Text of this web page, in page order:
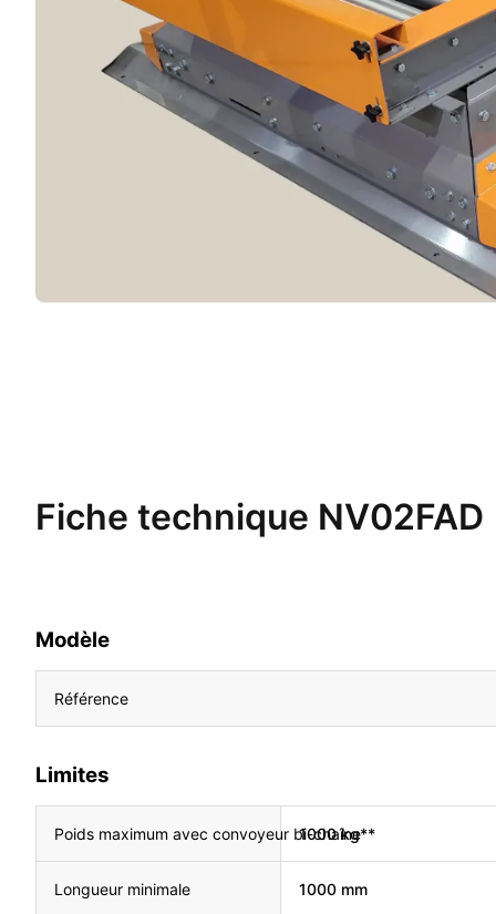
Fiche technique NV02FAD
Modèle
Référence
Limites
Poids maximum avec convoyeur bi-chaîne
1000 kg**
Longueur minimale 1000 mm